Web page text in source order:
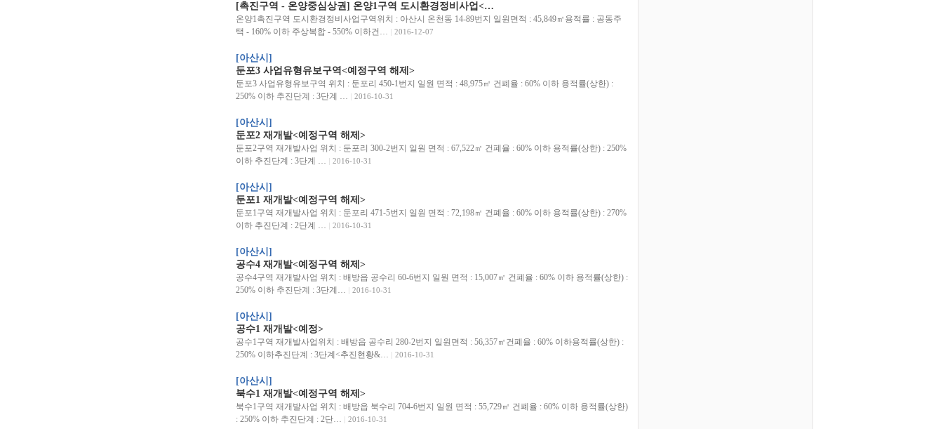
[촉진구역 - 온양중심상권] 온양1구역 도시환경정비사업<…
온양1촉진구역 도시환경정비사업구역위치 : 아산시 온천동 14-89번지 일원면적 : 45,849㎡용적률 : 공동주
택 - 160% 이하 주상복합 - 550% 이하건…
2016-12-07
[아산시]
둔포3 사업유형유보구역<예정구역 해제>
둔포3 사업유형유보구역 위치 : 둔포리 450-1번지 일원 면적 : 48,975㎡ 건폐율 : 60% 이하 용적률(상한) :
250% 이하 추진단계 : 3단계 …
2016-10-31
[아산시]
둔포2 재개발<예정구역 해제>
둔포2구역 재개발사업 위치 : 둔포리 300-2번지 일원 면적 : 67,522㎡ 건폐율 : 60% 이하 용적률(상한) : 250%
이하 추진단계 : 3단계 …
2016-10-31
[아산시]
둔포1 재개발<예정구역 해제>
둔포1구역 재개발사업 위치 : 둔포리 471-5번지 일원 면적 : 72,198㎡ 건폐율 : 60% 이하 용적률(상한) : 270%
이하 추진단계 : 2단계 …
2016-10-31
[아산시]
공수4 재개발<예정구역 해제>
공수4구역 재개발사업 위치 : 배방읍 공수리 60-6번지 일원 면적 : 15,007㎡ 건폐율 : 60% 이하 용적률(상한) :
250% 이하 추진단계 : 3단계…
2016-10-31
[아산시]
공수1 재개발<예정>
공수1구역 재개발사업위치 : 배방읍 공수리 280-2번지 일원면적 : 56,357㎡건폐율 : 60% 이하용적률(상한) :
250% 이하추진단계 : 3단계<추진현황&…
2016-10-31
[아산시]
북수1 재개발<예정구역 해제>
북수1구역 재개발사업 위치 : 배방읍 북수리 704-6번지 일원 면적 : 55,729㎡ 건폐율 : 60% 이하 용적률(상한)
: 250% 이하 추진단계 : 2단…
2016-10-31